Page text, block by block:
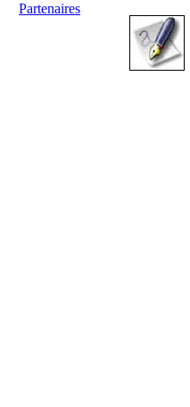
Partenaires